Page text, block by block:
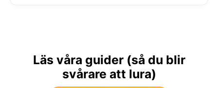
Läs våra guider (så du blir
svårare att lura)